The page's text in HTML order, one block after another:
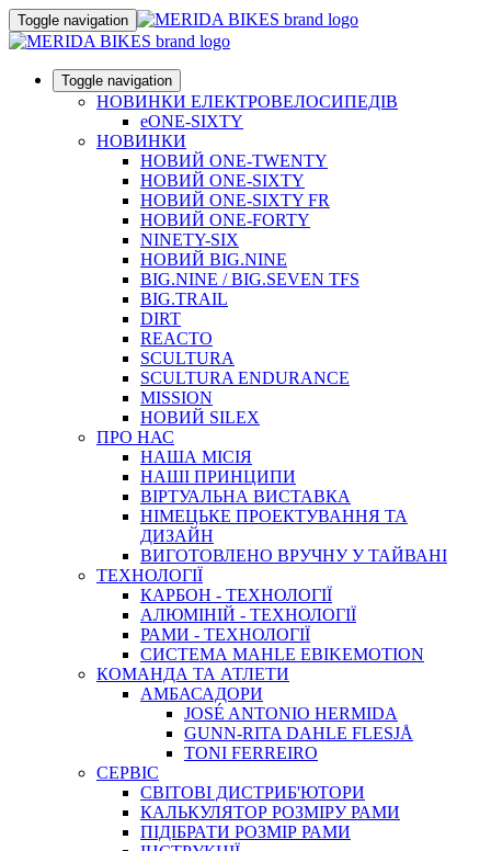
Toggle navigation
Toggle navigation
НОВИНКИ ЕЛЕКТРОВЕЛОСИПЕДІВ
eONE-SIXTY
НОВИНКИ
НОВИЙ ONE-TWENTY
НОВИЙ ONE-SIXTY
НОВИЙ ONE-SIXTY FR
НОВИЙ ONE-FORTY
NINETY-SIX
НОВИЙ BIG.NINE
BIG.NINE / BIG.SEVEN TFS
BIG.TRAIL
DIRT
REACTO
SCULTURA
SCULTURA ENDURANCE
MISSION
НОВИЙ SILEX
ПРО НАС
НАША МICIЯ
НАШI ПРИНЦИПИ
ВIРТУАЛЬНА ВИСТАВКА
НІМЕЦЬКЕ ПРОЕКТУВАННЯ ТА
ДИЗАЙН
ВИГОТОВЛЕНО ВРУЧНУ У ТАЙВАНІ
ТЕХНОЛОГІЇ
КАРБОН - ТЕХНОЛОГІЇ
АЛЮМІНІЙ - ТЕХНОЛОГІЇ
РАМИ - ТЕХНОЛОГІЇ
СИСТЕМА MAHLE EBIKEMOTION
КОМАНДА ТА АТЛЕТИ
АМБАСАДОРИ
JOSÉ ANTONIO HERMIDA
GUNN-RITA DAHLE FLESJÅ
TONI FERREIRO
СЕРВІС
СВІТОВІ ДИСТРИБ'ЮТОРИ
КАЛЬКУЛЯТОР РОЗМIРУ РАМИ
ПІДІБРАТИ РОЗМІР РАМИ